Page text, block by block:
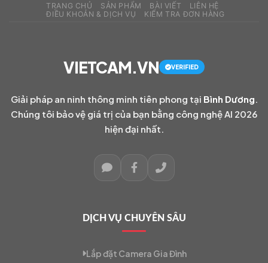
TRANG CHỦ SẢN PHẨM BÀI VIẾT
LIÊN HỆ
ĐIỀU KHOẢN & DỊCH VỤ
KIỂM TRA ĐƠN HÀNG
VIETCAM.VN VERIFIED
Giải pháp an ninh thông minh tiên phong tại Bình Dương
Chúng tôi bảo vệ giá trị của bạn bằng công nghệ AI 2026
hiện đại nhất.
DỊCH VỤ CHUYÊN SÂU
Lắp đặt Camera Gia Đình